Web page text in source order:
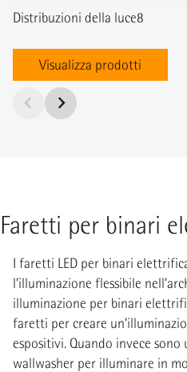
Distribuzioni della luce8
Visualizza prodotti
Faretti per binari
I faretti LED per binari
l’illuminazione flessibile
illuminazione per binari
faretti per creare
espositivi. Quando invece
wallwasher per illuminare in